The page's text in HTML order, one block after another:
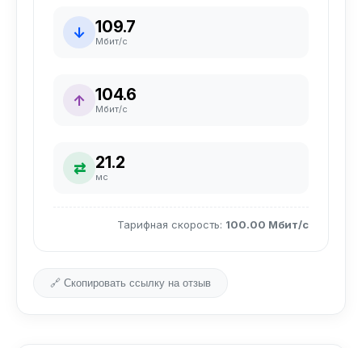
↓ 109.7
Мбит/с
↑ 104.6
Мбит/с
⇄ 21.2
мс
Тарифная скорость: 100.00 Мбит/с
🔗 Скопировать ссылку на отзыв